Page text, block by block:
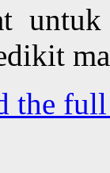
the